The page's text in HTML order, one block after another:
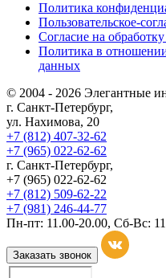
Политика
Пользовательское-
Согласие на
Политика в
данных
© 2004 - 2026 Элегантные
г. Санкт-Петербург,
ул. Нахимова, 20
+7 (812) 407-32-62
+7 (965) 022-62-62
г. Санкт-Петербург,
+7 (965) 022-62-62
+7 (812) 509-62-22
+7 (981) 246-44-77
Пн-пт: 11.00-20.00, Сб-Вс:
Заказать звонок